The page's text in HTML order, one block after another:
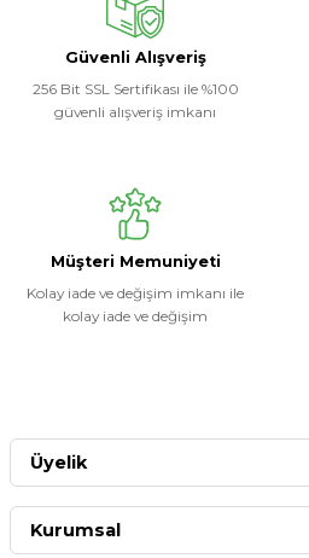
Güvenli Alışveriş
256 Bit SSL Sertifikası ile %100
güvenli alışveriş imkanı
Müşteri Memuniyeti
Kolay iade ve değişim imkanı ile
kolay iade ve değişim
Üyelik
Kurumsal